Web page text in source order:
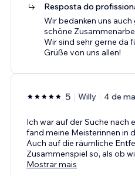
Resposta do
Wir bedanken uns
schöne
Wir sind sehr gerne da
Grüße von uns allen!
5 Willy 4 de
Ich war auf der Suche nach
fand meine Meisterinnen in
Auch auf die räumliche
Zusammenspiel so, als ob
Mostrar mais